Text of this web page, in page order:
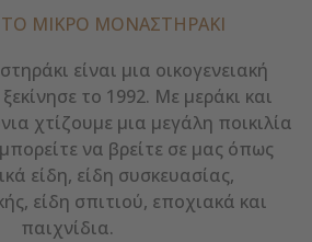
ΜΙΚΡΌ ΜΟΝΑΣΤΗΡΆΚΙ
είναι μια οικογενειακή
το 1992. Με μεράκι και
χτίζουμε μια μεγάλη ποικιλία
να βρείτε σε μας όπως
είδη, είδη συσκευασίας,
είδη σπιτιού, εποχιακά και
παιχνίδια.